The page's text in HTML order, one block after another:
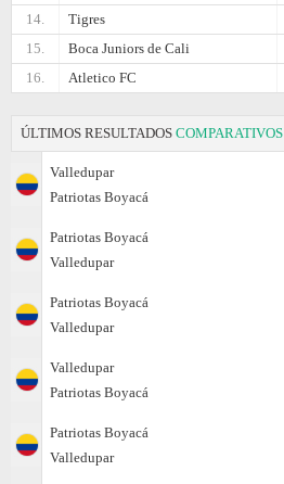
14.
Tigres
15.
Boca Juniors de Cali
16.
Atletico FC
ÚLTIMOS RESULTADOS COMPARATIVOS
Valledupar
Patriotas Boyacá
Patriotas Boyacá
Valledupar
Patriotas Boyacá
Valledupar
Valledupar
Patriotas Boyacá
Patriotas Boyacá
Valledupar